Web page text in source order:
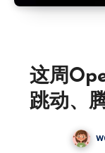
这周
跳动、